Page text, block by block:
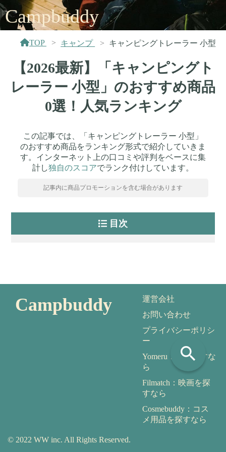
Campbuddy
TOP キャンプ キャンピングトレーラー 小型
【2026最新】「キャンピングト
レーラー 小型」のおすすめ商品
0選！人気ランキング
この記事では、「キャンピングトレーラー 小型」
のおすすめ商品をランキング形式で紹介していきま
す。インターネット上の口コミや評判をベースに集
計し独自のスコアでランク付けしています。
記事内に商品プロモーションを含む場合があります
目次
search
Campbuddy
運営会社
お問い合わせ
プライバシーポリシ
ー
Yomeru：本を探すな
ら
Filmatch：映画を探
すなら
Cosmebuddy：コス
メ用品を探すなら
© 2022 WW inc. All Rights Reserved.